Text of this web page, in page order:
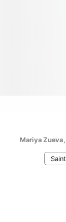
Mariya Zueva,